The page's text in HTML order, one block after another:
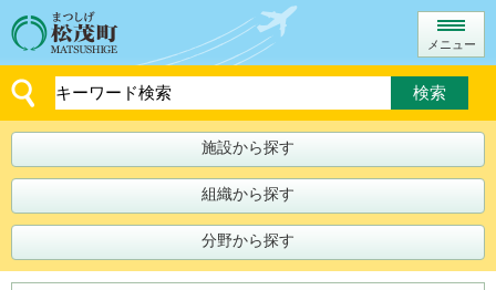
メニュー
施設から探す
組織から探す
分野から探す